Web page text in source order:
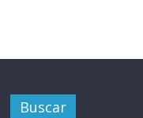
Buscar